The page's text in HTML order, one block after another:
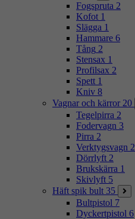
Fogspruta 2
Kofot 1
Slägga 1
Hammare 6
Tång 2
Stensax 1
Profilsax 2
Spett 1
Kniv 8
Vagnar och kärror 20
Tegelpirra 2
Fodervagn 3
Pirra 2
Verktygsvagn 2
Dörrlyft 2
Brukskärra 1
Skivlyft 5
Häft spik bult 35
Bultpistol 7
Dyckertpistol 6